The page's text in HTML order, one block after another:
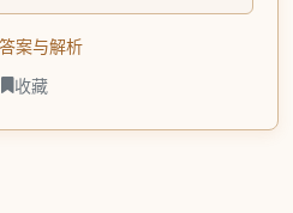
案与解析
收藏